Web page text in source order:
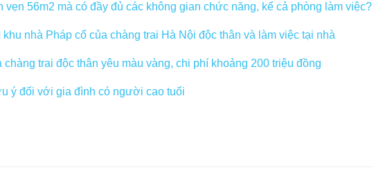
vẹn 56m2 mà có đầy đủ các không gian chức năng, kể cả phòng làm việc?
nhà Pháp cổ của chàng trai Hà Nội độc thân và làm việc tại nhà
trai độc thân yêu màu vàng, chi phí khoảng 200 triệu đồng
ý đối với gia đình có người cao tuổi